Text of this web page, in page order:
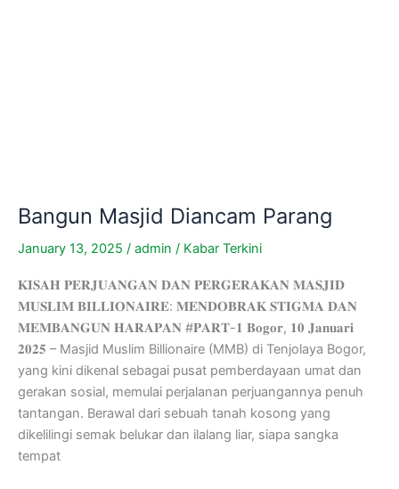
Bangun Masjid Diancam Parang
January 13, 2025 / admin / Kabar Terkini
𝐊𝐈𝐒𝐀𝐇 𝐏𝐄𝐑𝐉𝐔𝐀𝐍𝐆𝐀𝐍 𝐃𝐀𝐍 𝐏𝐄𝐑𝐆𝐄𝐑𝐀𝐊𝐀𝐍 𝐌𝐀𝐒𝐉𝐈𝐃
𝐌𝐔𝐒𝐋𝐈𝐌 𝐁𝐈𝐋𝐋𝐈𝐎𝐍𝐀𝐈𝐑𝐄: 𝐌𝐄𝐍𝐃𝐎𝐁𝐑𝐀𝐊 𝐒𝐓𝐈𝐆𝐌𝐀 𝐃𝐀𝐍
𝐌𝐄𝐌𝐁𝐀𝐍𝐆𝐔𝐍 𝐇𝐀𝐑𝐀𝐏𝐀𝐍 #𝐏𝐀𝐑𝐓-𝟏 𝐁𝐨𝐠𝐨𝐫, 𝟏𝟎 𝐉𝐚𝐧𝐮𝐚𝐫𝐢
𝟐𝟎𝟐𝟓 – Masjid Muslim Billionaire (MMB) di Tenjolaya Bogor,
yang kini dikenal sebagai pusat pemberdayaan umat dan
gerakan sosial, memulai perjalanan perjuangannya penuh
tantangan. Berawal dari sebuah tanah kosong yang
dikelilingi semak belukar dan ilalang liar, siapa sangka
tempat